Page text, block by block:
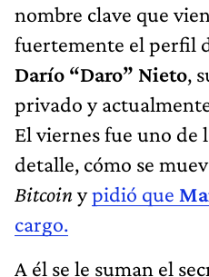
nombre clave que
fuertemente el perfil
Darío “Daro” Nieto,
privado y
El viernes fue uno de
detalle, cómo se
Bitcoinypidió que
cargo.
A él se le suman el